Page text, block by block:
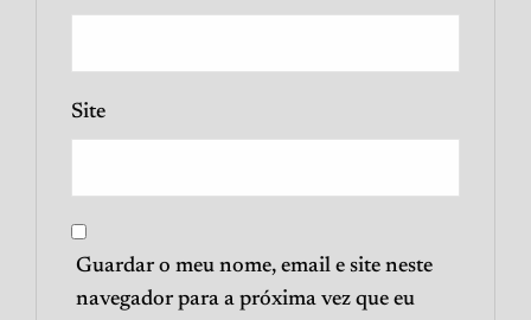
Site
Guardar o meu nome, email e site neste
navegador para a próxima vez que eu